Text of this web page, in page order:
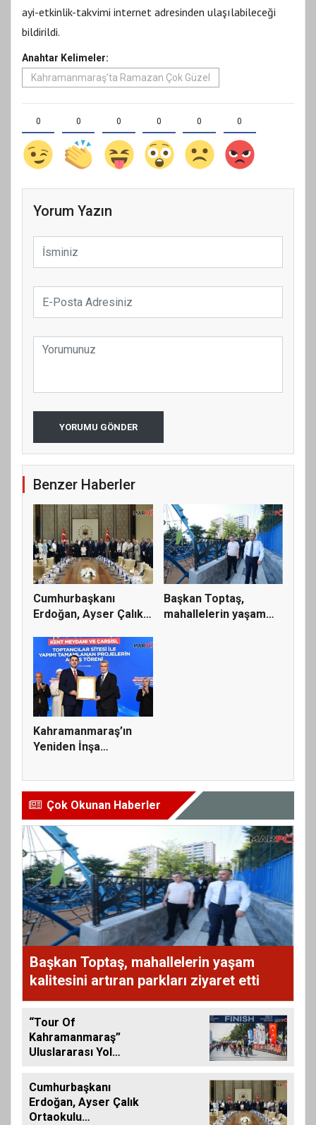
ayi-etkinlik-takvimi internet adresinden ulaşılabileceği
bildirildi.
Anahtar Kelimeler:
Kahramanmaraş’ta Ramazan Çok Güzel
0 0 0 0 0 0
Yorum Yazın
YORUMU GÖNDER
Benzer Haberler
Cumhurbaşkanı
Erdoğan, Ayser Çalık
Başkan Toptaş,
mahallelerin yaşam
Kahramanmaraş’ın
Yeniden İnşa
Çok Okunan Haberler
Başkan Toptaş, mahallelerin yaşam
kalitesini artıran parkları ziyaret etti
“Tour Of
Kahramanmaraş”
Uluslararası Yol
Tamamlandı
Cumhurbaşkanı
Erdoğan, Ayser Çalık
Ortaokulu